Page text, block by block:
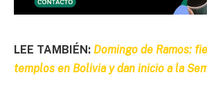
LEE TAMBIÉN: Domingo de Ramos:
templos en Bolivia y dan inicio a la